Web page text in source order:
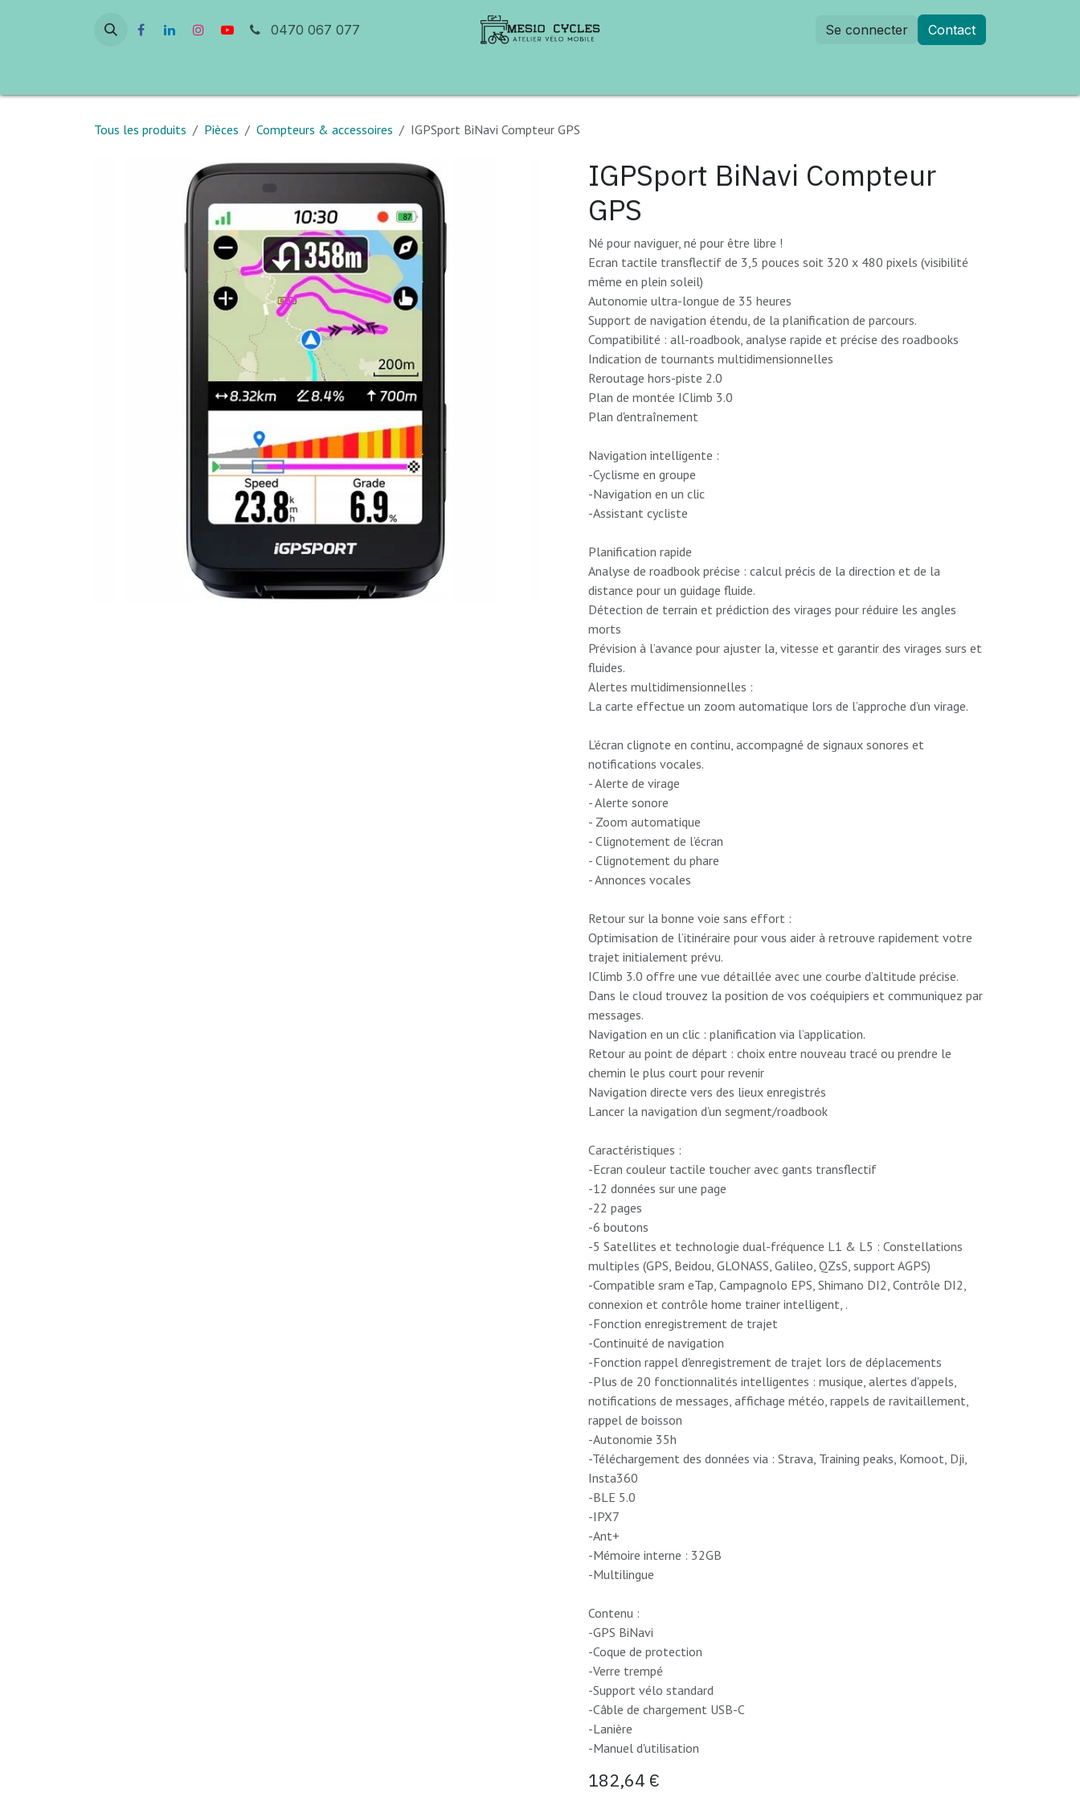
0470 067 077
Se connecter Contact
Tous les produits Pièces Compteurs & accessoires IGPSport BiNavi Compteur GPS
IGPSport BiNavi Compteur
GPS
Né pour naviguer, né pour être libre !
Ecran tactile transflectif de 3,5 pouces soit 320 x 480 pixels (visibilité
même en plein soleil)
Autonomie ultra-longue de 35 heures
Support de navigation étendu, de la planification de parcours.
Compatibilité : all-roadbook, analyse rapide et précise des roadbooks
Indication de tournants multidimensionnelles
Reroutage hors-piste 2.0
Plan de montée IClimb 3.0
Plan d'entraînement
Navigation intelligente :
-Cyclisme en groupe
-Navigation en un clic
-Assistant cycliste
Planification rapide
Analyse de roadbook précise : calcul précis de la direction et de la
distance pour un guidage fluide.
Détection de terrain et prédiction des virages pour réduire les angles
morts
Prévision à l’avance pour ajuster la, vitesse et garantir des virages surs et
fluides.
Alertes multidimensionnelles :
La carte effectue un zoom automatique lors de l’approche d’un virage.
L’écran clignote en continu, accompagné de signaux sonores et
notifications vocales.
- Alerte de virage
- Alerte sonore
- Zoom automatique
- Clignotement de l’écran
- Clignotement du phare
- Annonces vocales
Retour sur la bonne voie sans effort :
Optimisation de l’itinéraire pour vous aider à retrouve rapidement votre
trajet initialement prévu.
IClimb 3.0 offre une vue détaillée avec une courbe d’altitude précise.
Dans le cloud trouvez la position de vos coéquipiers et communiquez par
messages.
Navigation en un clic : planification via l’application.
Retour au point de départ : choix entre nouveau tracé ou prendre le
chemin le plus court pour revenir
Navigation directe vers des lieux enregistrés
Lancer la navigation d’un segment/roadbook
Caractéristiques :
-Ecran couleur tactile toucher avec gants transflectif
-12 données sur une page
-22 pages
-6 boutons
-5 Satellites et technologie dual-fréquence L1 & L5 : Constellations
multiples (GPS, Beidou, GLONASS, Galileo, QZsS, support AGPS)
-Compatible sram eTap, Campagnolo EPS, Shimano DI2, Contrôle DI2,
connexion et contrôle home trainer intelligent, .
-Fonction enregistrement de trajet
-Continuité de navigation
-Fonction rappel d'enregistrement de trajet lors de déplacements
-Plus de 20 fonctionnalités intelligentes : musique, alertes d'appels,
notifications de messages, affichage météo, rappels de ravitaillement,
rappel de boisson
-Autonomie 35h
-Téléchargement des données via : Strava, Training peaks, Komoot, Dji,
Insta360
-BLE 5.0
-IPX7
-Ant+
-Mémoire interne : 32GB
-Multilingue
Contenu :
-GPS BiNavi
-Coque de protection
-Verre trempé
-Support vélo standard
-Câble de chargement USB-C
-Lanière
-Manuel d'utilisation
182,64 €